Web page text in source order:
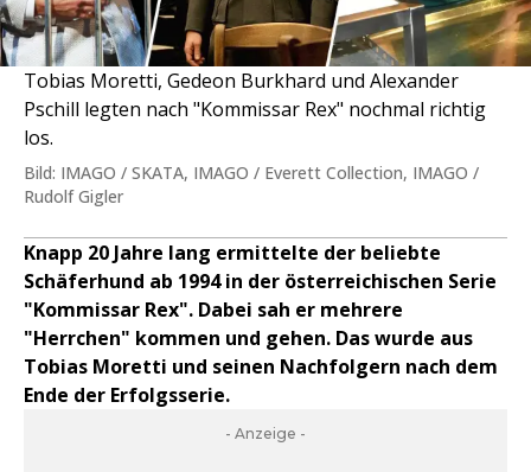
Tobias Moretti, Gedeon Burkhard und Alexander
Pschill legten nach "Kommissar Rex" nochmal richtig
los.
Bild: IMAGO / SKATA, IMAGO / Everett Collection, IMAGO /
Rudolf Gigler
Knapp 20 Jahre lang ermittelte der beliebte
Schäferhund ab 1994 in der österreichischen Serie
"Kommissar Rex". Dabei sah er mehrere
"Herrchen" kommen und gehen. Das wurde aus
Tobias Moretti und seinen Nachfolgern nach dem
Ende der Erfolgsserie.
- Anzeige -